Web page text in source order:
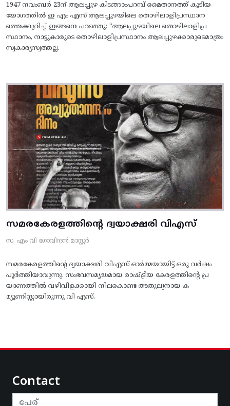
1947 നവംബർ 23ന് ആലപ്പുഴ കിടങ്ങാംപറമ്പ്‌ മൈതാനത്ത്‌ കൂടിയ
യോഗത്തിൽ ഇ എം എസ് ആലപ്പുഴയിലെ തൊഴിലാളിപ്രസ്ഥാന
ത്തെക്കുറിച്ച് ഇങ്ങനെ പറഞ്ഞു: “ആലപ്പുഴയിലെ തൊഴിലാളിപ്ര
സ്ഥാനം, നാട്ടുകാരുടെ തൊഴിലാളിപ്രസ്ഥാനം ആലപ്പുഴക്കാരുടെമാത്രം
സ്വകാര്യസ്വത്തല്ല.
സമരകേരളത്തിൻ്റെ ദ്വയാക്ഷരി വിഎസ്
സ. എം വി ഗോവിന്ദൻ മാസ്റ്റർ
സമരകേരളത്തിൻ്റെ ദ്വയാക്ഷരി വിഎസ് ഓർമ്മയായിട്ട് ഒരു വർഷം
പൂർത്തിയാവുന്നു. സംഭവസമൃദ്ധമായ രാഷ്ട്രീയ കേരളത്തിന്റെ പ്ര
യാണത്തിൽ വഴിവിളക്കായി നിലകൊണ്ട അതുല്യനായ ക
മ്യൂണിസ്റ്റായിരുന്നു വി എസ്.
Contact